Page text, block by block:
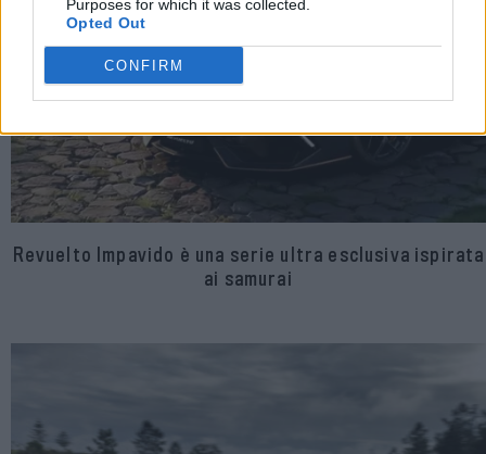
Purposes for which it was collected.
Opted Out
CONFIRM
Revuelto Impavido è una serie ultra esclusiva ispirata
ai samurai